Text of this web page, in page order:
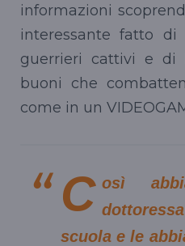
informazioni
interessante fatto di
guerrieri cattivi e di
buoni che
come in un
C osì
scuola e le